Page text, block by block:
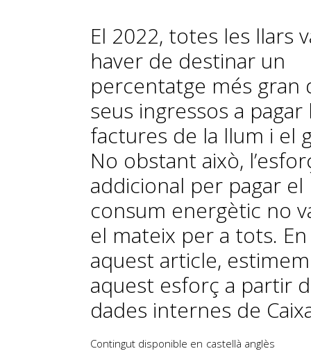
El 2022, totes les llars
haver de destinar un
percentatge més gran
seus ingressos a pagar
factures de la llum i el
No obstant això,
addicional per pagar el
consum energètic no
el mateix per a tots. En
aquest article, estimem
aquest esforç a partir
dades internes de
Contingut disponible en castellà anglès